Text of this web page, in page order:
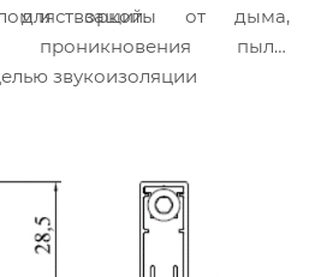
и створкой.
для защиты от дыма,
проникновения пыли,
звукоизоляции